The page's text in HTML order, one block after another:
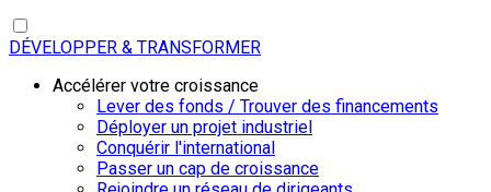
DÉVELOPPER & TRANSFORMER
Accélérer votre croissance
Lever des fonds / Trouver des financements
Déployer un projet industriel
Conquérir l'international
Passer un cap de croissance